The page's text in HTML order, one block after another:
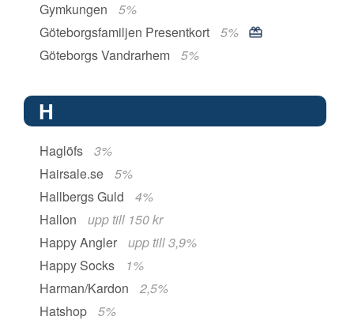
Gymkungen
5%
Göteborgsfamiljen Presentkort
5%
Göteborgs Vandrarhem
5%
H
Haglöfs
3%
Hairsale.se
5%
Hallbergs Guld
4%
Hallon
upp till 150 kr
Happy Angler
upp till 3,9%
Happy Socks
1%
Harman/Kardon
2,5%
Hatshop
5%